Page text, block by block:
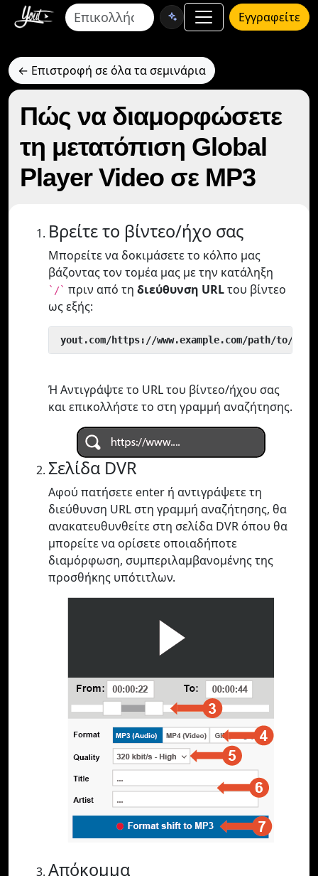
Εγγραφείτε
← Επιστροφή σε όλα τα σεμινάρια
Πώς να διαμορφώσετε
τη μετατόπιση Global
Player Video σε MP3
Βρείτε το βίντεο/ήχο σας
Μπορείτε να δοκιμάσετε το κόλπο μας
βάζοντας τον τομέα μας με την κατάληξη
`/` πριν από τη διεύθυνση URLτου βίντεο
ως εξής:
yout.com/https://www.example.com/path/to/
Ή Αντιγράψτε το URL του βίντεο/ήχου σας
και επικολλήστε το στη γραμμή αναζήτησης.
Σελίδα DVR
Αφού πατήσετε enter ή αντιγράψετε τη
διεύθυνση URL στη γραμμή αναζήτησης, θα
ανακατευθυνθείτε στη σελίδα DVR όπου θα
μπορείτε να ορίσετε οποιαδήποτε
διαμόρφωση, συμπεριλαμβανομένης της
προσθήκης υπότιτλων.
Απόκομμα